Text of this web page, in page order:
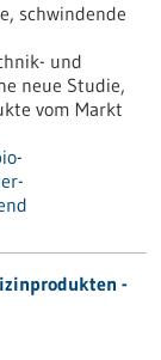
schwindende
und
neue Studie,
vom Markt
-